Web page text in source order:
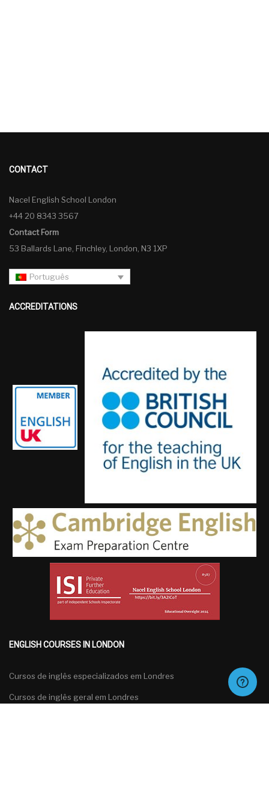
CONTACT
Nacel English School London
+44 20 8343 3567
Contact Form
53 Ballards Lane, Finchley, London, N3 1XP
Português
ACCREDITATIONS
ENGLISH COURSES IN LONDON
Cursos de inglês especializados em Londres
Cursos de inglês geral em Londres